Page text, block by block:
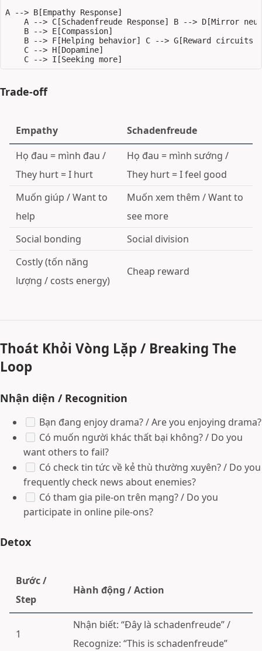
A --> B[Empathy Response]
A --> C[Schadenfreude Response] B --> D[Mirror
    B --> E[Compassion]
B --> F[Helping behavior] C --> G[Reward circuits
    C --> H[Dopamine]
Trade-off
Empathy
Schadenfreude
Họ đau = mình đau /
They hurt = I hurt
Họ đau = mình sướng /
They hurt = I feel good
Muốn giúp / Want to
help
Muốn xem thêm / Want to
see more
Social bonding
Social division
Costly (tốn năng
lượng / costs energy)
Cheap reward
Thoát Khỏi Vòng Lặp / Breaking The
Loop
Nhận diện / Recognition
Bạn đang enjoy drama? / Are you enjoying drama?
Có muốn người khác thất bại không? / Do you
want others to fail?
Có check tin tức về kẻ thù thường xuyên? / Do you
frequently check news about enemies?
Có tham gia pile-on trên mạng? / Do you
participate in online pile-ons?
Detox
Bước /
Step
Hành động / Action
1
Nhận biết: “Đây là schadenfreude” /
Recognize: “This is schadenfreude”